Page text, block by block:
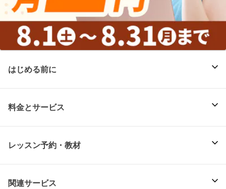
はじめる前に
料金とサービス
レッスン予約・教材
関連サービス